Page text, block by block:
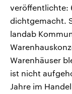
veröffentlichte:
dichtgemacht.
landab
Warenhäuser
ist nicht
Jahre im